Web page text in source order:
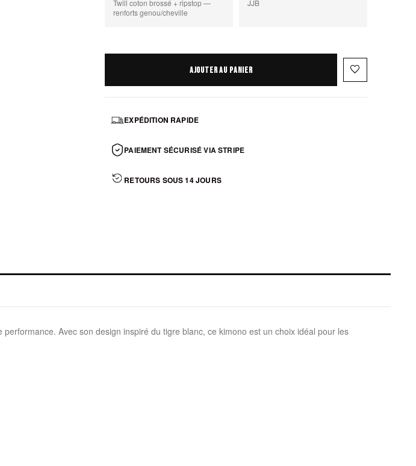
Twill coton brossé + ripstop —
renforts genou/cheville
JJB
AJOUTER AU PANIER favorite_border
EXPÉDITION RAPIDE
PAIEMENT SÉCURISÉ VIA STRIPE
RETOURS SOUS 14 JOURS
Avec son design inspiré du tigre blanc, ce kimono est un choix idéal pour les